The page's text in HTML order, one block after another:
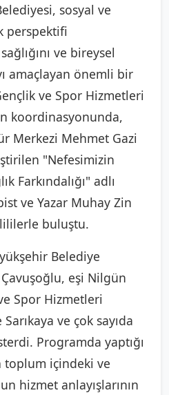
sosyal ve
perspektifi
ve bireysel
amaçlayan önemli bir
ve Spor Hizmetleri
koordinasyonunda,
Merkezi Mehmet Gazi
"Nefesimizin
Farkındalığı" adlı
ve Yazar Muhay Zin
buluştu.
Belediye
eşi Nilgün
Spor Hizmetleri
ve çok sayıda
Programda yaptığı
toplum içindeki ve
hizmet anlayışlarının